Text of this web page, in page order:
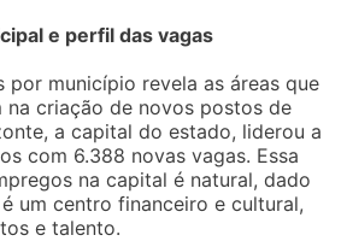
e perfil das vagas
por município revela as áreas que
na criação de novos postos de
a capital do estado, liderou a
com 6.388 novas vagas. Essa
na capital é natural, dado
um centro financeiro e cultural,
e talento.